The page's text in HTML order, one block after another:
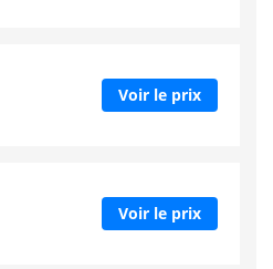
Voir le prix
Voir le prix